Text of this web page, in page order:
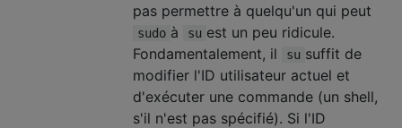
pas permettre à quelqu'un qui peut
sudo à su est un peu ridicule.
Fondamentalement, il
su suffit de
modifier l'ID utilisateur actuel et
d'exécuter une commande (un shell,
s'il n'est pas spécifié). Si l'ID